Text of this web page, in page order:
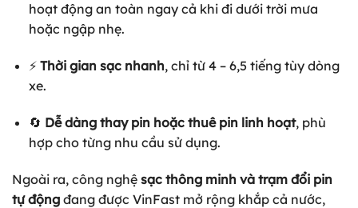
hoạt động an toàn ngay cả khi đi dưới trời mưa
hoặc ngập nhẹ.
⚡ Thời gian sạc nhanh, chỉ từ 4 – 6,5 tiếng tùy dòng
xe.
🔄 Dễ dàng thay pin hoặc thuê pin linh hoạt, phù
hợp cho từng nhu cầu sử dụng.
Ngoài ra, công nghệ sạc thông minh và trạm đổi pin
tự động đang được VinFast mở rộng khắp cả nước,